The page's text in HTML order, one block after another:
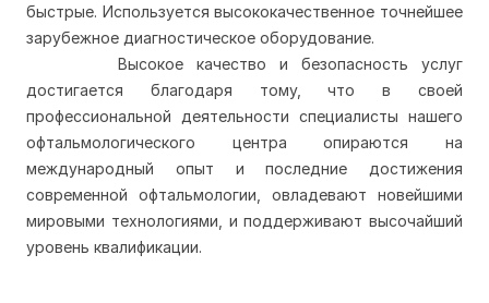
быстрые. Используется высококачественное точнейшее
зарубежное диагностическое оборудование.
Высокое качество и безопасность услуг
достигается благодаря тому, что в своей
профессиональной деятельности специалисты нашего
офтальмологического центра опираются на
международный опыт и последние достижения
современной офтальмологии, овладевают новейшими
мировыми технологиями, и поддерживают высочайший
уровень квалификации.